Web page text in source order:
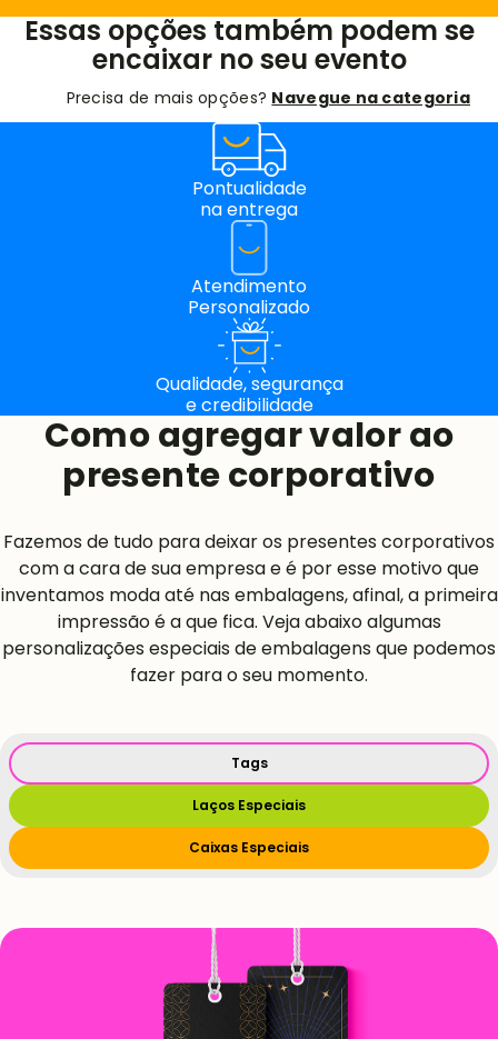
Essas opções também podem se
encaixar no seu evento
Precisa de mais opções? Navegue na categoria
Pontualidade
na entrega
Atendimento
Personalizado
Qualidade, segurança
e credibilidade
Como agregar valor ao
presente corporativo
Fazemos de tudo para deixar os presentes corporativos
com a cara de sua empresa e é por esse motivo que
inventamos moda até nas embalagens, afinal, a primeira
impressão é a que fica. Veja abaixo algumas
personalizações especiais de embalagens que podemos
fazer para o seu momento.
Tags
Laços Especiais
Caixas Especiais